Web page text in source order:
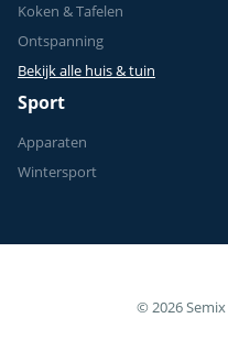
Koken & Tafelen
Ontspanning
Bekijk alle huis & tuin
Sport
Apparaten
Wintersport
© 2026